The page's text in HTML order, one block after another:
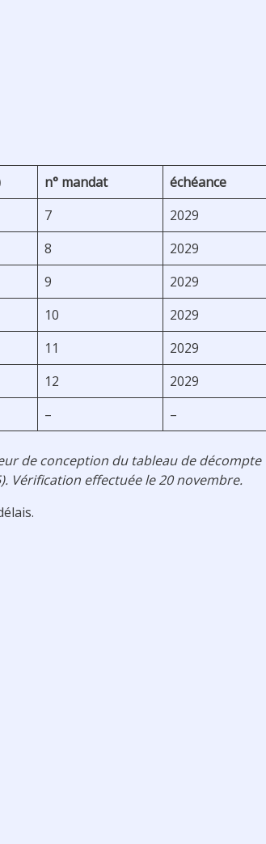
n° mandat
échéance
7
2029
8
2029
9
2029
10
2029
11
2029
12
2029
– –
de conception du tableau de décompte
Vérification effectuée le 20 novembre.